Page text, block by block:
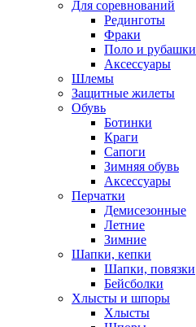
Для соревнований
Рединготы
Фраки
Поло и рубашки
Аксессуары
Шлемы
Защитные жилеты
Обувь
Ботинки
Краги
Сапоги
Зимняя обувь
Аксессуары
Перчатки
Демисезонные
Летние
Зимние
Шапки, кепки
Шапки, повязки
Бейсболки
Хлысты и шпоры
Хлысты